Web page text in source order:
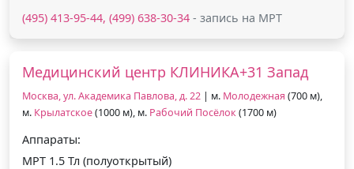
(495) 413-95-44, (499) 638-30-34 - запись на МРТ
Медицинский центр КЛИНИКА+31 Запад
Москва, ул. Академика Павлова, д. 22 | м. Молодежная (700 м),
м. Крылатское(1000 м), м. Рабочий Посёлок(1700 м)
Аппараты:
МРТ 1.5 Тл (полуоткрытый)